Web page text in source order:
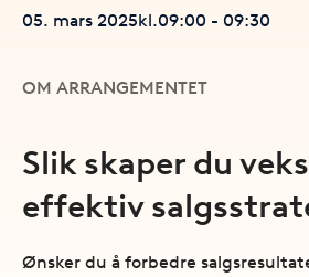
05. mars 2025kl.09:00 - 09:30
OM ARRANGEMENTET
Slik skaper du
effektiv
Ønsker du å forbedre